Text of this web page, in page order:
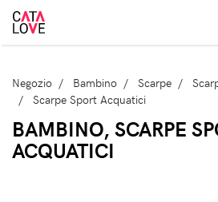
Negozio Bambino Scarpe
Scarpe Sport Acquatici
BAMBINO, SCARPE
ACQUATICI